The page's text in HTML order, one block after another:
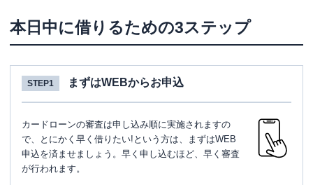
本日中に借りるための3ステップ
STEP1 まずはWEBからお申込
カードローンの審査は申し込み順に実施されますの
で、とにかく早く借りたい!という方は、まずはWEB
申込を済ませましょう。早く申し込むほど、早く審査
が行われます。